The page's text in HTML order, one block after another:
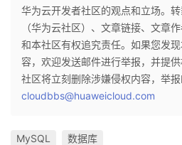
华为云开发者社区的观点和立场。
（华为云社区）、文章链接、文章
和本社区有权追究责任。如果您发
容，欢迎发送邮件进行举报，并提
社区将立刻删除涉嫌侵权内容，举报
cloudbbs@huaweicloud.com
MySQL 数据库